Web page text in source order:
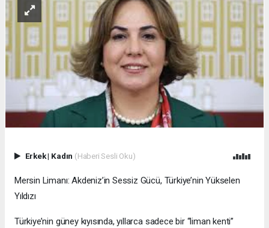
Erkek| Kadın (Haberi Sesli Oku)
Mersin Limanı: Akdeniz’in Sessiz Gücü, Türkiye’nin Yükselen
Yıldızı
Türkiye’nin güney kıyısında, yıllarca sadece bir “liman kenti”